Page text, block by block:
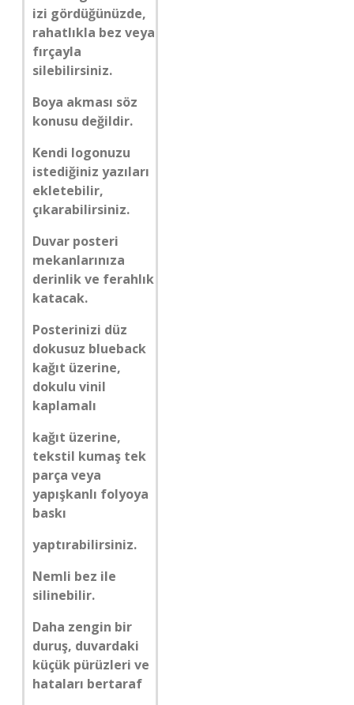
izi gördüğünüzde,
rahatlıkla bez veya
fırçayla
silebilirsiniz.
Boya akması söz
konusu değildir.
Kendi logonuzu
istediğiniz yazıları
ekletebilir,
çıkarabilirsiniz.
Duvar posteri
mekanlarınıza
derinlik ve ferahlık
katacak.
Posterinizi düz
dokusuz blueback
kağıt üzerine,
dokulu vinil
kaplamalı
kağıt üzerine,
tekstil kumaş tek
parça veya
yapışkanlı folyoya
baskı
yaptırabilirsiniz.
Nemli bez ile
silinebilir.
Daha zengin bir
duruş, duvardaki
küçük pürüzleri ve
hataları bertaraf